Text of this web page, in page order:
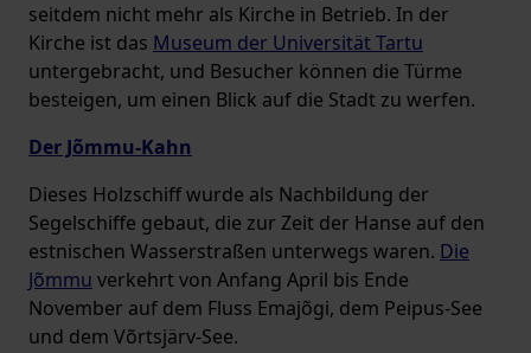
seitdem nicht mehr als Kirche in Betrieb. In der
Kirche ist das Museum der Universität Tartu
untergebracht, und Besucher können die Türme
besteigen, um einen Blick auf die Stadt zu werfen.
Der Jõmmu-Kahn
Dieses Holzschiff wurde als Nachbildung der
Segelschiffe gebaut, die zur Zeit der Hanse auf den
estnischen Wasserstraßen unterwegs waren. Die
Jõmmu verkehrt von Anfang April bis Ende
November auf dem Fluss Emajõgi, dem Peipus-See
und dem Võrtsjärv-See.